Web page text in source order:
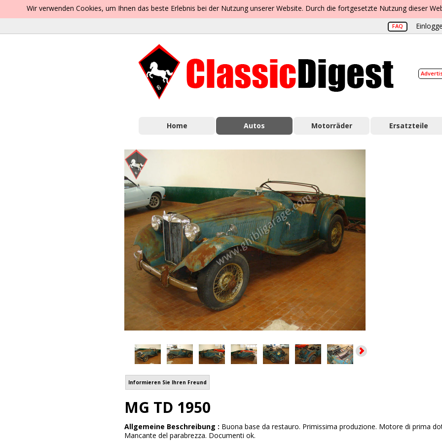
Wir verwenden Cookies, um Ihnen das beste Erlebnis bei der Nutzung unserer Website. Durch die fortgesetzte Nutzung dieser
FAQ
Home Autos Motorräder Ersatzteile
Informieren Sie Ihren Freund
MG TD 1950
Allgemeine Beschreibung : Buona base da restauro. Primissima produzione. Motore di prima
Mancante del parabrezza. Documenti ok.